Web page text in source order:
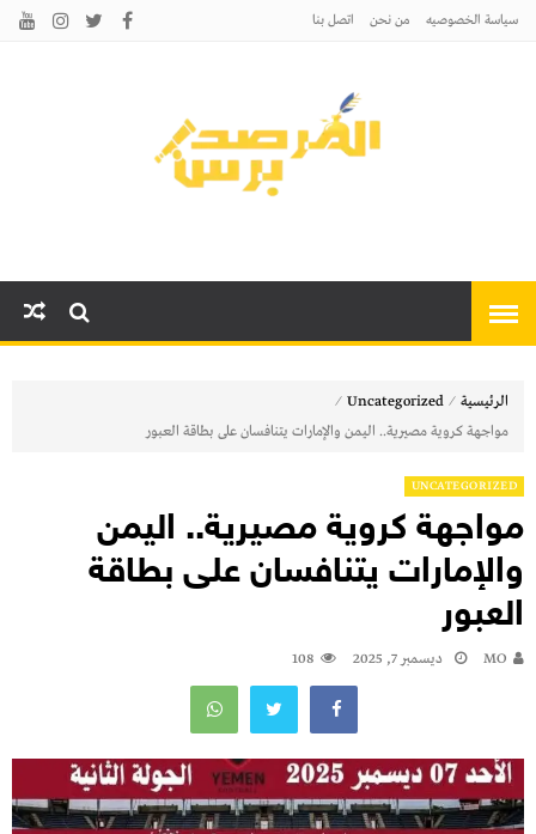
سياسة الخصوصيه من نحن اتصل بنا
الرئيسية ⁄
Uncategorized
⁄
مواجهة كروية مصيرية.. اليمن والإمارات يتنافسان على بطاقة العبور
UNCATEGORIZED
مواجهة كروية مصيرية.. اليمن
والإمارات يتنافسان على بطاقة
العبور
MO ديسمبر 7, 2025 108